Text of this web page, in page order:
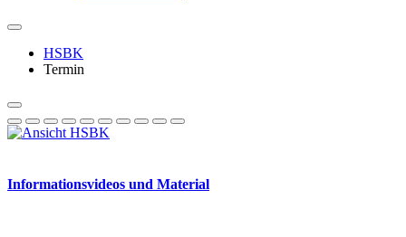
HSBK
Termin
Informationsvideos und Material